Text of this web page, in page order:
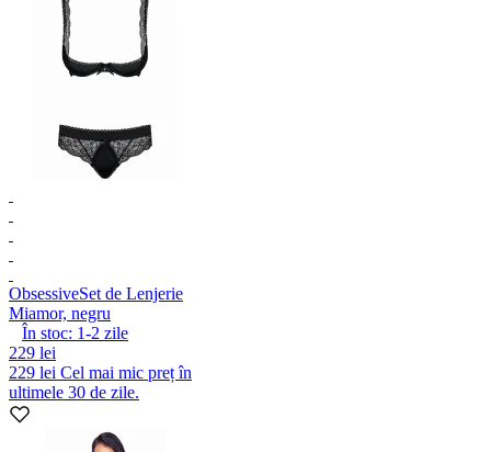
ObsessiveSet de Lenjerie
Miamor, negru
În stoc: 1-2 zile
229 lei
229 lei Cel mai mic preț în
ultimele 30 de zile.